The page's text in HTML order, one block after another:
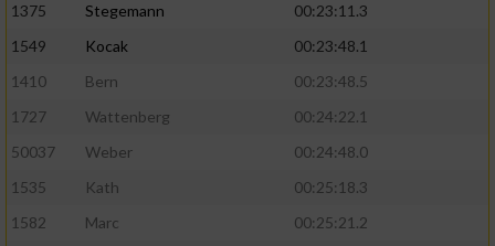
1375
Stegemann
00:23:11.3
1549
Kocak
00:23:48.1
1410
Bern
00:23:48.5
1727
Wattenberg
00:24:22.1
50037
Weber
00:24:48.0
1535
Kath
00:25:18.3
1582
Marc
00:25:21.2